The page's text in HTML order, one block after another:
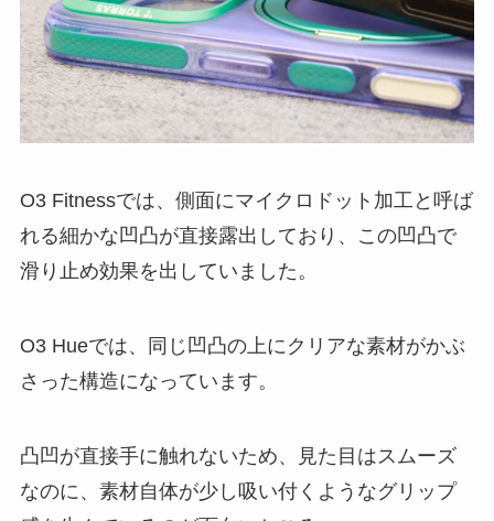
O3 Fitnessでは、側面にマイクロドット加工と呼ば
れる細かな凹凸が直接露出しており、この凹凸で
滑り止め効果を出していました。
O3 Hueでは、同じ凹凸の上にクリアな素材がかぶ
さった構造になっています。
凸凹が直接手に触れないため、見た目はスムーズ
なのに、素材自体が少し吸い付くようなグリップ